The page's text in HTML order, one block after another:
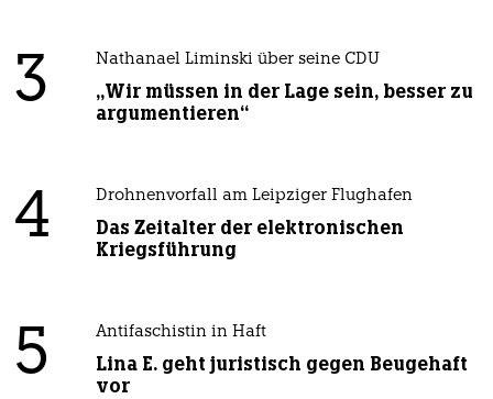
3 Nathanael Liminski über seine CDU
„Wir müssen in der Lage sein, besser zu
argumentieren“
4 Drohnenvorfall am Leipziger Flughafen
Das Zeitalter der elektronischen
Kriegsführung
5 Antifaschistin in Haft
Lina E. geht juristisch gegen Beugehaft
vor